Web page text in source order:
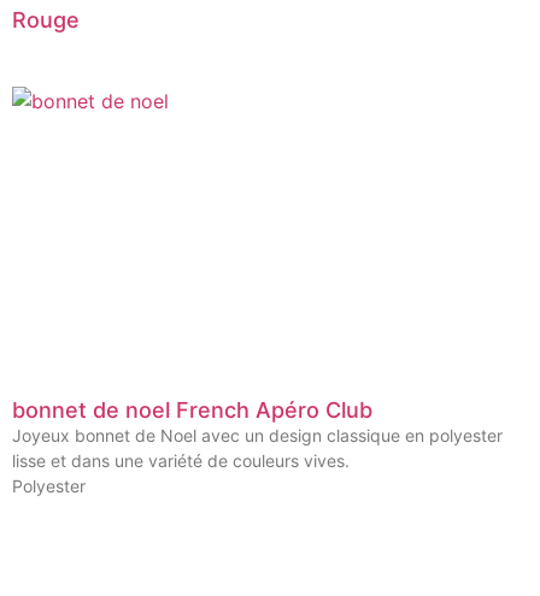
Rouge
bonnet de noel French Apéro Club
Joyeux bonnet de Noel avec un design classique en polyester
lisse et dans une variété de couleurs vives.
Polyester